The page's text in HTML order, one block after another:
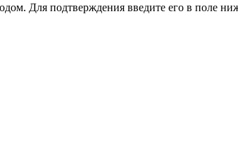
Для подтверждения введите его в поле